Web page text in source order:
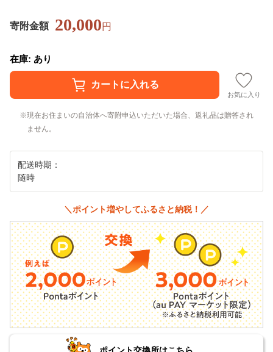
寄附金額 20,000円
在庫: あり
お気に入り
現在お住まいの自治体へ寄附申込いただいた場合、返礼品は贈答され
ません。
配送時期：
随時
＼ポイント増やしてふるさと納税！／
ポイント交換所はこちら